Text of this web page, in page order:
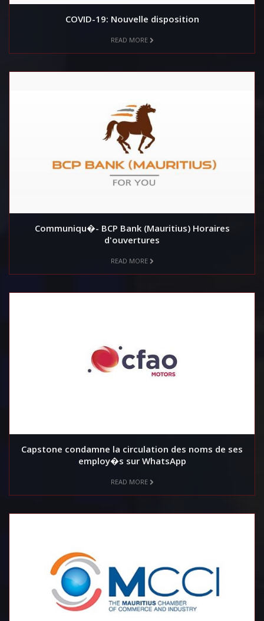
COVID-19: Nouvelle disposition
READ MORE
Communiqu�- BCP Bank (Mauritius) Horaires
d'ouvertures
READ MORE
Capstone condamne la circulation des noms de ses
employ�s sur WhatsApp
READ MORE